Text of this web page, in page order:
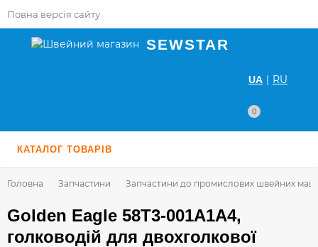
Повна версія сайту
UA | RU
0
SEWSTAR
КАТАЛОГ ТОВАРІВ
Головна Запчастини Запчастини до промислових швейних
Golden Eagle 58T3-001A1A4,
голководій для двохголкової